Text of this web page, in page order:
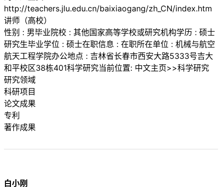
http://teachers.jlu.edu.cn/baixiaogang/zh_CN/index.htm
讲师（高校）
性别 : 男毕业院校 : 其他国家高等学校或研究机构学历 : 硕士
研究生毕业学位 : 硕士在职信息 : 在职所在单位 : 机械与航空
航天工程学院办公地点 : 吉林省长春市西安大路5333号吉大
和平校区38栋401科学研究当前位置: 中文主页>>科学研究
研究领域
科研项目
论文成果
专利
著作成果
白小刚